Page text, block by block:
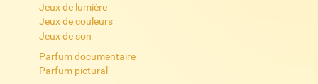
Jeux de lumière
Jeux de couleurs
Jeux de son
Parfum documentaire
Parfum pictural